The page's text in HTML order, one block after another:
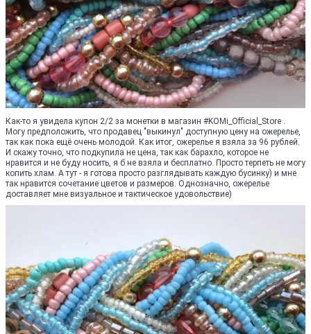
Как-то я увидела купон 2/2 за монетки в магазин #KOMi_Official_Store .
Могу предположить, что продавец "выкинул" доступную цену на ожерелье,
так как пока ещё очень молодой. Как итог, ожерелье я взяла за 96 рублей.
И скажу точно, что подкупила не цена, так как барахло, которое не
нравится и не буду носить, я б не взяла и бесплатно. Просто терпеть не могу
копить хлам. А тут - я готова просто разглядывать каждую бусинку) и мне
так нравится сочетание цветов и размеров. Однозначно, ожерелье
доставляет мне визуальное и тактическое удовольствие)